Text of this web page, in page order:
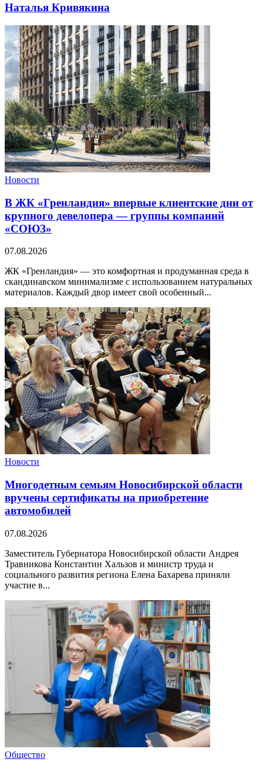
Наталья Кривякина
Новости
В ЖК «Гренландия» впервые клиентские дни от
крупного девелопера — группы компаний
«СОЮЗ»
07.08.2026
ЖК «Гренландия» — это комфортная и продуманная среда в
скандинавском минимализме с использованием натуральных
материалов. Каждый двор имеет свой особенный...
Новости
Многодетным семьям Новосибирской области
вручены сертификаты на приобретение
автомобилей
07.08.2026
Заместитель Губернатора Новосибирской области Андрея
Травникова Константин Хальзов и министр труда и
социального развития региона Елена Бахарева приняли
участие в...
Общество